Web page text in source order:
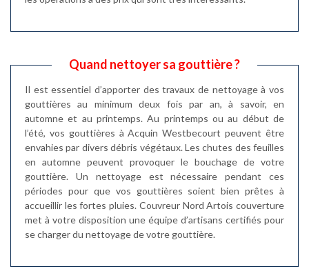
Quand nettoyer sa gouttière ?
Il est essentiel d’apporter des travaux de nettoyage à vos
gouttières au minimum deux fois par an, à savoir, en
automne et au printemps. Au printemps ou au début de
l’été, vos gouttières à Acquin Westbecourt peuvent être
envahies par divers débris végétaux. Les chutes des feuilles
en automne peuvent provoquer le bouchage de votre
gouttière. Un nettoyage est nécessaire pendant ces
périodes pour que vos gouttières soient bien prêtes à
accueillir les fortes pluies. Couvreur Nord Artois couverture
met à votre disposition une équipe d’artisans certifiés pour
se charger du nettoyage de votre gouttière.